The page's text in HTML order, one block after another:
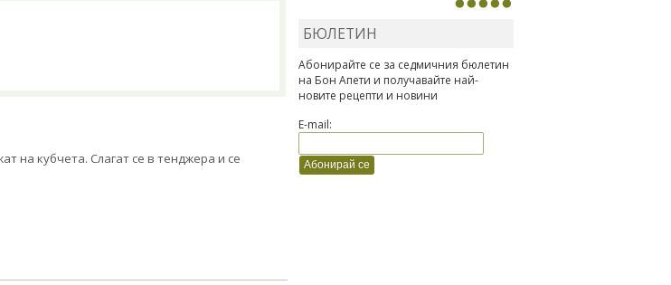
на кубчета. Слагат се в тенджера и се
БЮЛЕТИН
Абонирайте се за седмичния бюлетин
на Бон Апети и получавайте най-
новите рецепти и новини
E-mail: